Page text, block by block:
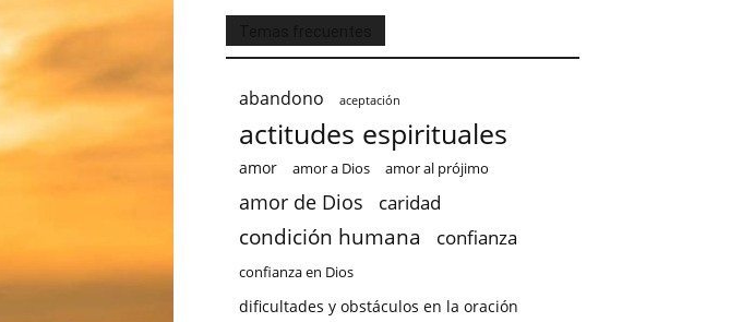
abandono aceptación
actitudes espirituales
amor amor a Dios amor al prójimo
amor de Dios caridad
condición humana confianza
confianza en Dios
dificultades y obstáculos en la oración